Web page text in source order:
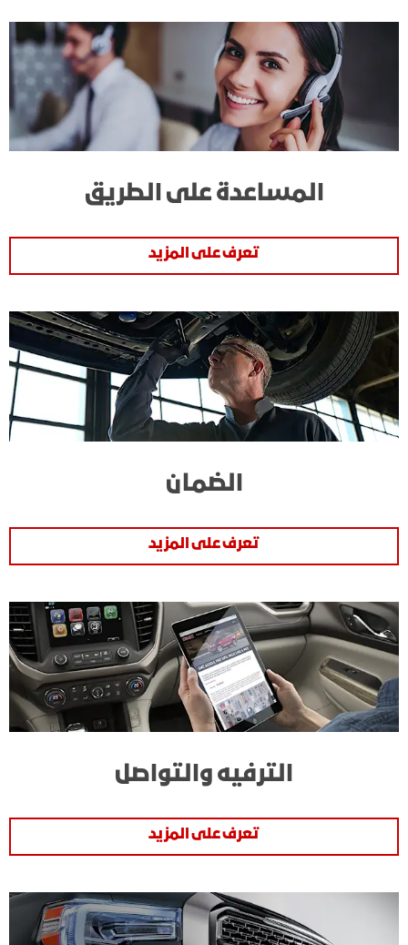
المساعدة على الطريق
تعرف على المزيد
الضمان
تعرف على المزيد
الترفيه والتواصل
تعرف على المزيد